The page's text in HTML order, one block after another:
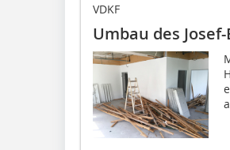
VDKF
Umbau des